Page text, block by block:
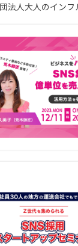
法人大人のインフ